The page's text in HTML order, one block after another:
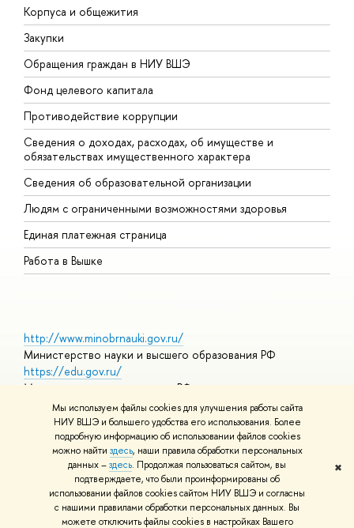
Мы используем файлы cookies для улучшения работы сайта
НИУ ВШЭ и большего удобства его использования. Более
подробную информацию об использовании файлов cookies
можно найти здесь, наши правила обработки персональных
данных –здесь. Продолжая пользоваться сайтом, вы
подтверждаете, что были проинформированы об
использовании файлов cookies сайтом НИУ ВШЭ и согласны
с нашими правилами обработки персональных данных. Вы
можете отключить файлы cookies в настройках Вашего
✖
Корпуса и общежития
Закупки
Обращения граждан в НИУ ВШЭ
Фонд целевого капитала
Противодействие коррупции
Сведения о доходах, расходах, об имуществе и
обязательствах имущественного характера
Сведения об образовательной организации
Людям с ограниченными возможностями здоровья
Единая платежная страница
Работа в Вышке
http://www.minobrnauki.gov.ru/
Министерство науки и высшего образования РФ
https://edu.gov.ru/
Министерство просвещения РФ
https://elearning.hse.ru/mooc
Массовые открытые онлайн-курсы
© НИУ ВШЭ 1993–2026 Адреса и контактыУсловия
использования материалов Политика конфиденциальности
Шрифты HSE Sans и HSE Slab разработаны вШколе дизайна НИУ